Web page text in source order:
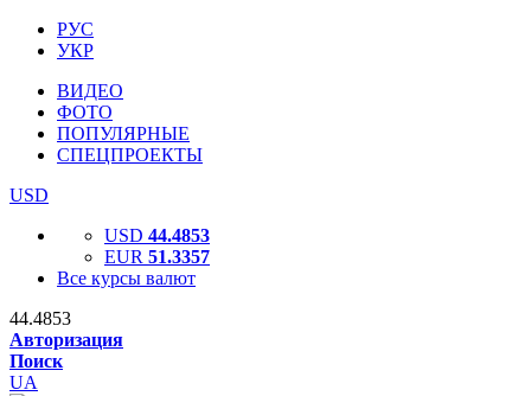
РУС
УКР
ВИДЕО
ФОТО
ПОПУЛЯРНЫЕ
СПЕЦПРОЕКТЫ
USD
USD 44.4853
EUR 51.3357
Все курсы валют
44.4853
Авторизация
Поиск
UA